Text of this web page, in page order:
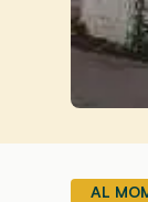
AL